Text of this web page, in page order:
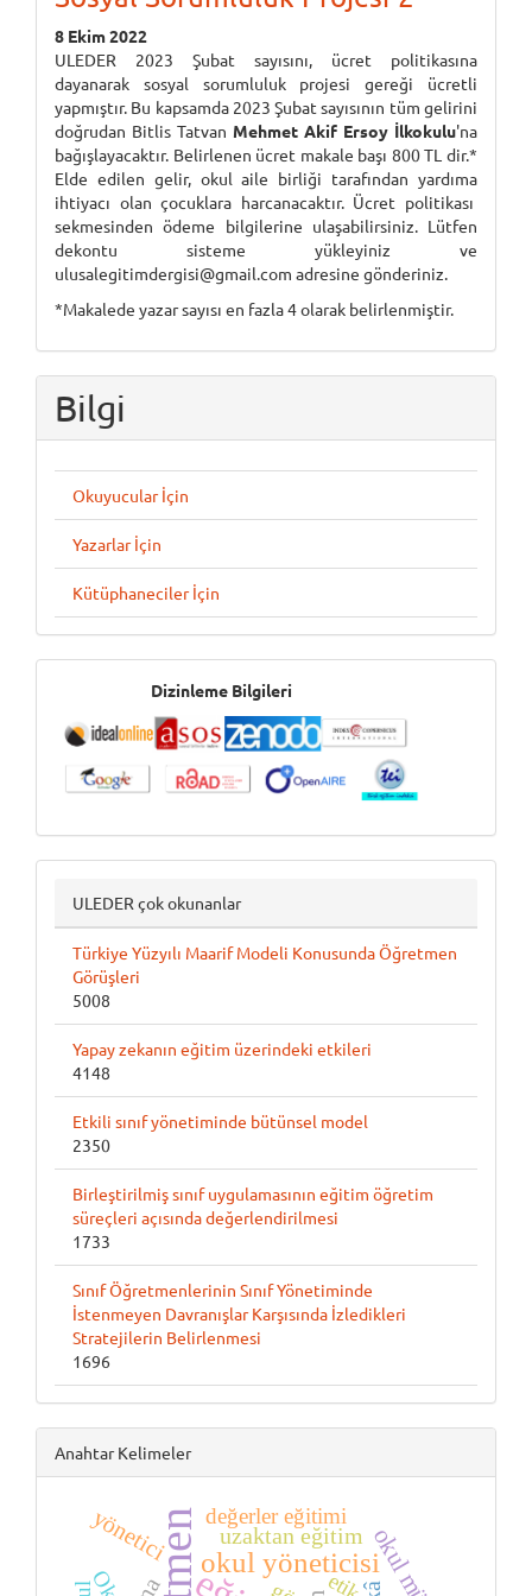
8 Ekim 2022
ULEDER 2023 Şubat sayısını, ücret politikasına
dayanarak sosyal sorumluluk projesi gereği ücretli
yapmıştır. Bu kapsamda 2023 Şubat sayısının tüm gelirini
doğrudan Bitlis Tatvan Mehmet Akif Ersoy İlkokulu'na
bağışlayacaktır. Belirlenen ücret makale başı 800 TL dir.*
Elde edilen gelir, okul aile birliği tarafından yardıma
ihtiyacı olan çocuklara harcanacaktır. Ücret politikası
sekmesinden ödeme bilgilerine ulaşabilirsiniz. Lütfen
dekontu sisteme yükleyiniz ve
ulusalegitimdergisi@gmail.com adresine gönderiniz.
*Makalede yazar sayısı en fazla 4 olarak belirlenmiştir.
Bilgi
Okuyucular İçin
Yazarlar İçin
Kütüphaneciler İçin
İndeksler
Dizinleme Bilgileri
ULEDER çok okunanlar
Türkiye Yüzyılı Maarif Modeli Konusunda Öğretmen
Görüşleri
5008
Yapay zekanın eğitim üzerindeki etkileri
4148
Etkili sınıf yönetiminde bütünsel model
2350
Birleştirilmiş sınıf uygulamasının eğitim öğretim
süreçleri açısında değerlendirilmesi
1733
Sınıf Öğretmenlerinin Sınıf Yönetiminde
İstenmeyen Davranışlar Karşısında İzledikleri
Stratejilerin Belirlenmesi
1696
Anahtar Kelimeler
okul yöneticisi
uzaktan eğitim
yönetici değerler eğitimi
etik